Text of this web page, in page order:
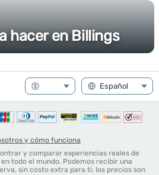
hacer en Billings
y cómo funciona
y comparar experiencias reales de
todo el mundo. Podemos recibir una
sin costo extra para ti: los precios son